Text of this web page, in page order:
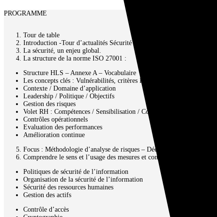
PROGRAMME
Tour de table
Introduction -Tour d’actualités Sécurité
La sécurité, un enjeu global.
La structure de la norme ISO 27001 :
Structure HLS – Annexe A – Vocabulaire
Les concepts clés : Vulnérabilités, critères DICT, séparation …
Contexte / Domaine d’application
Leadership / Politique / Objectifs
Gestion des risques
Volet RH : Compétences / Sensibilisation / Communication
Contrôles opérationnels
Evaluation des performances
Amélioration continue
Focus : Méthodologie d’analyse de risques – Déclaration
Comprendre le sens et l’usage des mesures et contrôles de l’annexe
Politiques de sécurité de l’information
Organisation de la sécurité de l’information
Sécurité des ressources humaines
Gestion des actifs
Contrôle d’accès